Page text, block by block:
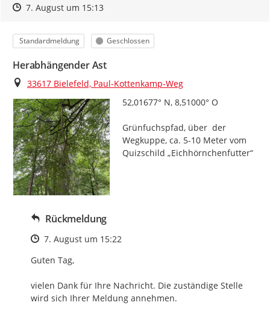
Zeitpunkt des Erstellens
Zeitpunkt des Erstellens
7. August um 15:13Zur Äußerung
Kategorie
Standardmeldung Status
Geschlossen
Herabhängender Ast
Ort
33617 Bielefeld, Paul-Kottenkamp-Weg
52,01677° N, 8,51000° O
Grünfuchspfad, über  der
Wegkuppe, ca. 5-10 Meter vom
Quizschild „Eichhörnchenfutter“
Rückmeldung
Zeitpunkt des Erstellens
7. August um 15:22
Guten Tag,
vielen Dank für Ihre Nachricht. Die zuständige Stelle
wird sich Ihrer Meldung annehmen.